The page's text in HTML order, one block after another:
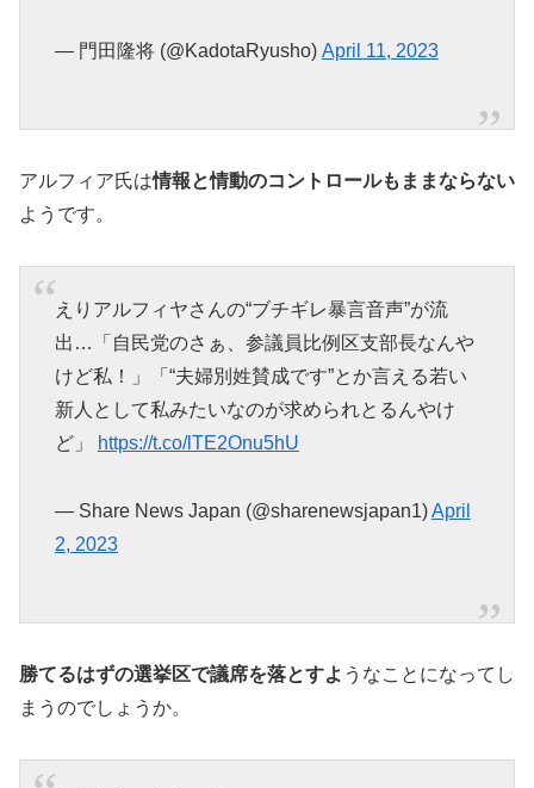
— 門田隆将 (@KadotaRyusho) April 11, 2023
アルフィア氏は情報と情動のコントロールもままならない
ようです。
えりアルフィヤさんの“ブチギレ暴言音声”が流
出…「自民党のさぁ、参議員比例区支部長なんや
けど私！」「“夫婦別姓賛成です”とか言える若い
新人として私みたいなのが求められとるんやけ
ど」
https://t.co/lTE2Onu5hU
— Share News Japan (@sharenewsjapan1)April
2, 2023
勝てるはずの選挙区で議席を落とすよ うなことになってし
まうのでしょうか。